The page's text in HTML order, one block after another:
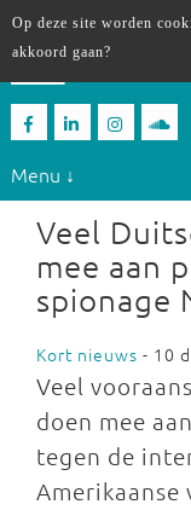
Menu ↓
Veel
mee aan
spionage
Kort nieuws - 10
Veel
doen mee
tegen de
Amerikaanse
Op deze site worden
akkoord gaan?